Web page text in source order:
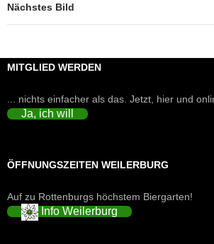
Nächstes Bild
MITGLIED WERDEN
... nichts einfacher als das. Jetzt, hier und
Ja, ich will
ÖFFNUNGSZEITEN WEILERBURG
Auf zu Rottenburgs höchstem Biergarten!
Info Weilerburg